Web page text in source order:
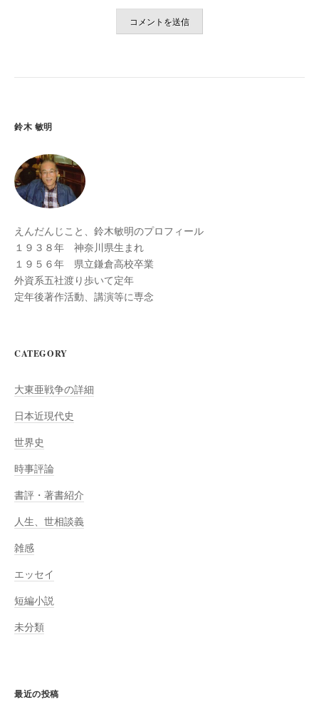
鈴木 敏明
えんだんじこと、鈴木敏明のプロフィール
１９３８年 神奈川県生まれ
１９５６年 県立鎌倉高校卒業
外資系五社渡り歩いて定年
定年後著作活動、講演等に専念
CATEGORY
大東亜戦争の詳細
日本近現代史
世界史
時事評論
書評・著書紹介
人生、世相談義
雑感
エッセイ
短編小説
未分類
最近の投稿